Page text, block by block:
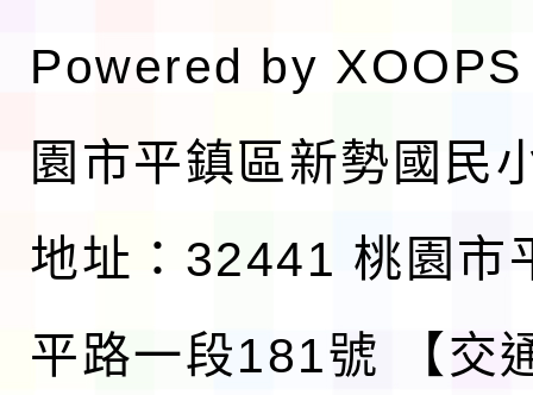
Powered by XOOPS
園市平鎮區新勢國民
地址：32441 桃園市
平路一段181號
【交